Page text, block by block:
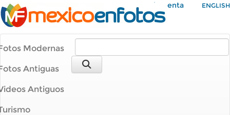
Mi Cuenta ENGLISH
Modernas
Antiguas
Antiguos